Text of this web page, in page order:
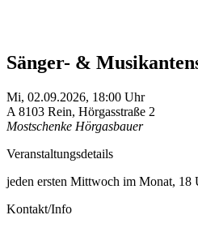
Sänger- &
Mi, 02.09.2026, 18:00 Uhr
A 8103 Rein, Hörgasstraße 2
Mostschenke Hörgasbauer
Veranstaltungsdetails
jeden ersten Mittwoch im Monat, 18
Kontakt/Info